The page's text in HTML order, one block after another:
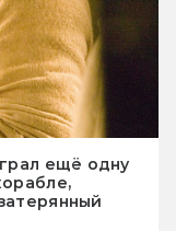
ещё одну